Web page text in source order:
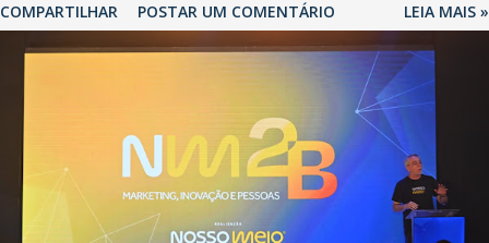
da pandemia e atendimento aos enfermos. O secretário informou
que o Estado tem desenvolvido um plano de contingência pautado
em formas de reconhecimento da população suspeita e de
cuidados com os ambientes públicos e domiciliares. “Nós não
estamos vivendo uma epidemia comum, como temos em todos os
anos, com aumento de casos de dengue, influenza ou H1N1. Trata-
se de uma epidemia com um vírus diferente, com um poder de
contaminação maior que outros coronavírus”, apontou o
COMPARTILHAR POSTAR UM COMENTÁRIO LEIA MAIS »